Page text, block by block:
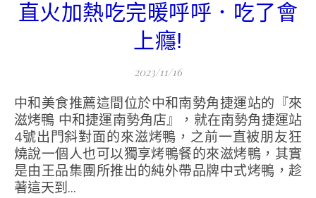
直火加熱吃完暖呼呼．吃了會
上癮!
2023/11/16
中和美食推薦這間位於中和南勢角捷運站的『來
滋烤鴨 中和捷運南勢角店』，就在南勢角捷運站
4號出門斜對面的來滋烤鴨，之前一直被朋友狂
燒說一個人也可以獨享烤鴨餐的來滋烤鴨，其實
是由王品集團所推出的純外帶品牌中式烤鴨，趁
著這天到...